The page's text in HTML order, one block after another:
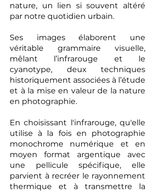
nature, un lien si souvent altéré
par notre quotidien urbain.
Ses images élaborent une
véritable grammaire visuelle,
mêlant l’infrarouge et le
cyanotype, deux techniques
historiquement associées à l’étude
et à la mise en valeur de la nature
en photographie.
En choisissant l'infrarouge, qu'elle
utilise à la fois en photographie
monochrome numérique et en
moyen format argentique avec
une pellicule spécifique, elle
parvient à recréer le rayonnement
thermique et à transmettre la